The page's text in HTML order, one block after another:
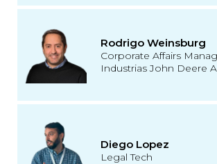
Rodrigo Weinsburg
Corporate Affairs
Industrias John Deere
Diego Lopez
Legal Tech